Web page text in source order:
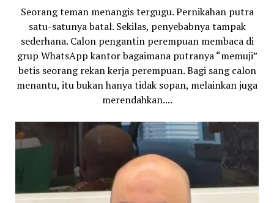
Seorang teman menangis tergugu. Pernikahan putra
satu-satunya batal. Sekilas, penyebabnya tampak
sederhana. Calon pengantin perempuan membaca di
grup WhatsApp kantor bagaimana putranya “memuji”
betis seorang rekan kerja perempuan. Bagi sang calon
menantu, itu bukan hanya tidak sopan, melainkan juga
merendahkan....